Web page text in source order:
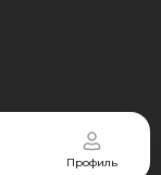
Профиль